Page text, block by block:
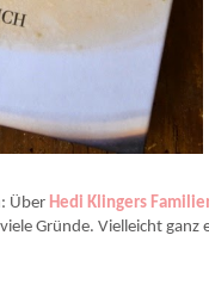
Über Hedi Klingers
Gründe. Vielleicht ganz